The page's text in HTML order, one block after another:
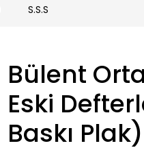
S.S.S
Bülent
Eski
Baskı Plak)